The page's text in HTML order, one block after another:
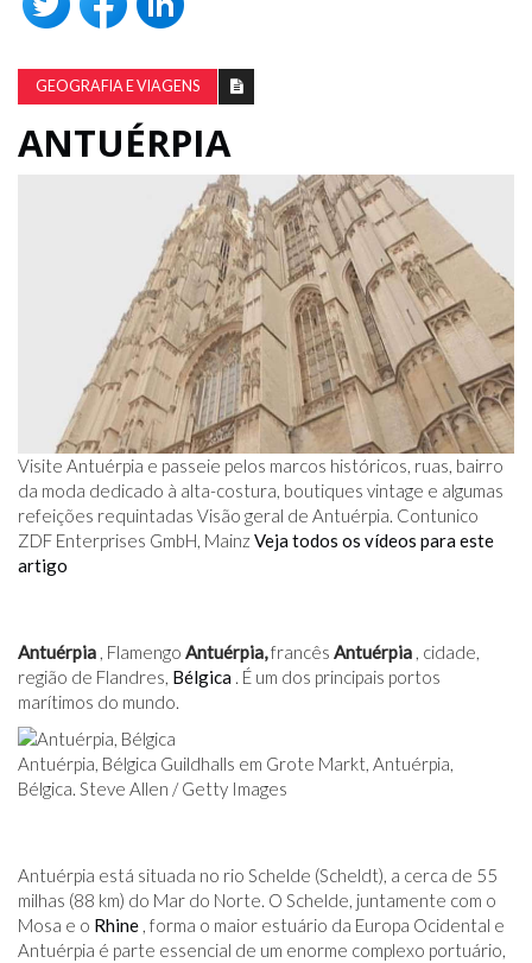
GEOGRAFIA E VIAGENS
ANTUÉRPIA
Visite Antuérpia e passeie pelos marcos históricos, ruas, bairro
da moda dedicado à alta-costura, boutiques vintage e algumas
refeições requintadas Visão geral de Antuérpia. Contunico
ZDF Enterprises GmbH, Mainz Veja todos os vídeos para este
artigo
Antuérpia , Flamengo Antuérpia,francês Antuérpia , cidade,
região de Flandres, Bélgica . É um dos principais portos
marítimos do mundo.
Antuérpia, Bélgica Guildhalls em Grote Markt, Antuérpia,
Bélgica. Steve Allen / Getty Images
Antuérpia está situada no rio Schelde (Scheldt), a cerca de 55
milhas (88 km) do Mar do Norte. O Schelde, juntamente com o
Mosa e o Rhine , forma o maior estuário da Europa Ocidental e
Antuérpia é parte essencial de um enorme complexo portuário,